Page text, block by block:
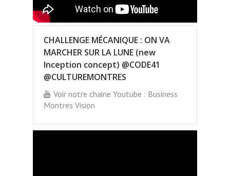
CHALLENGE MÉCANIQUE : ON VA
MARCHER SUR LA LUNE (new
Inception concept) @CODE41
@CULTUREMONTRES
Voir notre chaine Youtube : Business
Montres Vision